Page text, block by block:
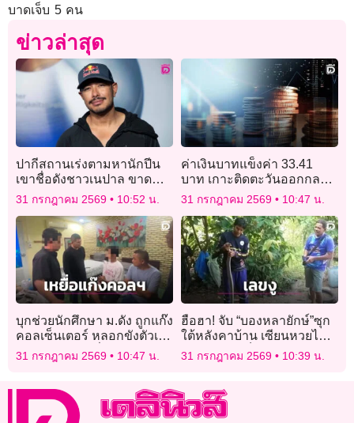
บาดเจ็บ 5 คน
ข่าวล่าสุด
ปากีสถานเร่งตามหานักปีน
เขาชื่อดังชาวเนปาล ขาด
การติดต่อหลังหิมะถล่ม
31 กรกฎาคม 2569 10:52 น.
ค่าเงินบาทแข็งค่า 33.41
บาท เกาะติดตะวันออกกลาง
ค่าเงินเยน-BOJ
31 กรกฎาคม 2569 10:47 น.
บุกช่วยนักศึกษา ม.ดัง ถูกแก๊ง
คอลเซ็นเตอร์ หลอกขังตัวเอง
ตุ๋นเงินพ่อแม่ครึ่งแสน
31 กรกฎาคม 2569 10:47 น.
ฮือฮา! จับ “บองหลายักษ์”ซุก
ใต้หลังคาบ้าน เซียนหวยไม่
พลาดตีเลขเด็ดลุ้นงวด 1/8/69
31 กรกฎาคม 2569 10:39 น.